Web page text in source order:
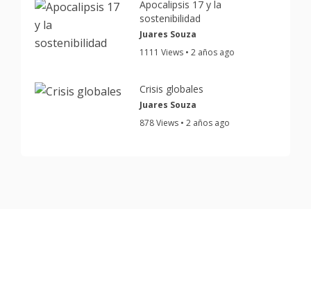
Apocalipsis 17 y la
sostenibilidad
Juares Souza
1111 Views • 2 años ago
Crisis globales
Juares Souza
878 Views • 2 años ago